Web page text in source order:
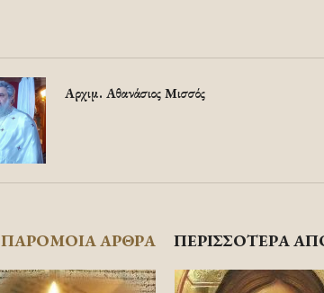
Αρχιμ. Αθανάσιος Μισσός
ΠΑΡΟΜΟΙΑ ΑΡΘΡΑ ΠΕΡΙΣΣΟΤΕΡΑ